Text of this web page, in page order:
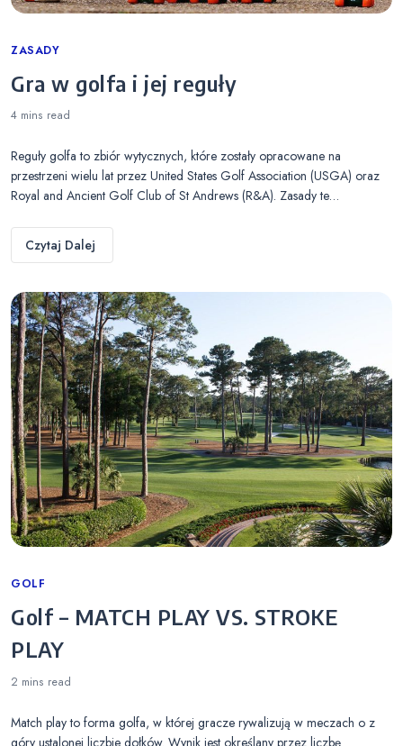
Categories
ZASADY
Gra w golfa i jej reguły
4 mins read
Reguły golfa to zbiór wytycznych, które zostały opracowane na
przestrzeni wielu lat przez United States Golf Association (USGA) oraz
Royal and Ancient Golf Club of St Andrews (R&A). Zasady te…
Czytaj Dalej
Categories
GOLF
Golf – MATCH PLAY VS. STROKE
PLAY
2 mins read
Match play to forma golfa, w której gracze rywalizują w meczach o z
góry ustalonej liczbie dołków. Wynik jest określany przez liczbę